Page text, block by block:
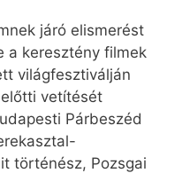
járó elismerést
a keresztény filmek
világfesztiválján
vetítését
Párbeszéd
történész, Pozsgai